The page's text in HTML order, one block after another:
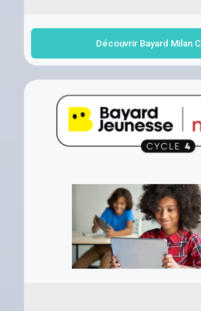
Découvrir Bayard Milan